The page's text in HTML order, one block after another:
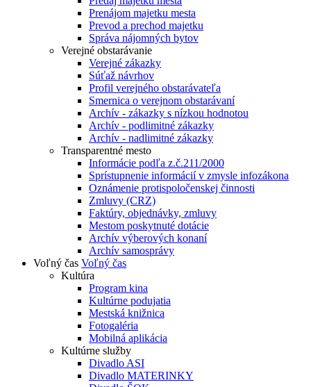
Prenájom majetku mesta
Prevod a prechod majetku
Správa nájomných bytov
Verejné obstarávanie
Verejné zákazky
Súťaž návrhov
Profil verejného obstarávateľa
Smernica o verejnom obstarávaní
Archív - zákazky s nízkou hodnotou
Archív - podlimitné zákazky
Archív - nadlimitné zákazky
Transparentné mesto
Informácie podľa z.č.211/2000
Sprístupnenie informácií v zmysle infozákona
Oznámenie protispoločenskej činnosti
Zmluvy (CRZ)
Faktúry, objednávky, zmluvy
Mestom poskytnuté dotácie
Archív výberových konaní
Archív samosprávy
Voľný čas Voľný čas
Kultúra
Program kina
Kultúrne podujatia
Mestská knižnica
Fotogaléria
Mobilná aplikácia
Kultúrne služby
Divadlo ASI
Divadlo MATERINKY